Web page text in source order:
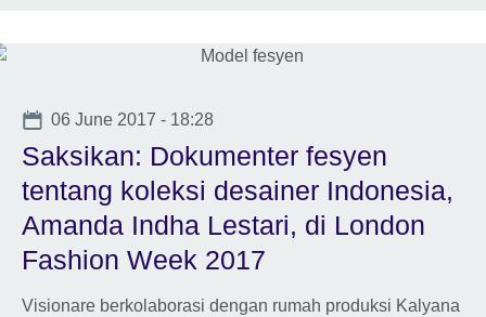
Date
06 June 2017 - 18:28
Saksikan: Dokumenter fesyen
tentang koleksi desainer Indonesia,
Amanda Indha Lestari, di London
Fashion Week 2017
Visionare berkolaborasi dengan rumah produksi Kalyana